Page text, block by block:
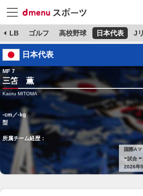
MLB ゴルフ 高校野球 日本代表 J
日本代表
MF 7
三笘 薫
Kaoru MITOMA
-cm／-kg
型
所属チーム経歴：
国際Aマ
-試合 -
2026年